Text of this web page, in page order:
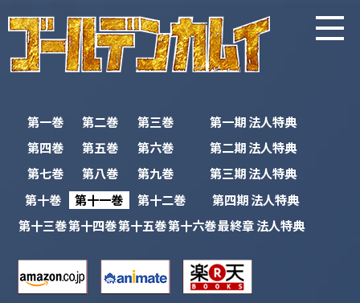
第一巻 第二巻 第三巻 第一期法人特典
第四巻
第五巻 第六巻 第二期法人特典
第七巻
第八巻 第九巻 第三期法人特典
第十巻
第十一巻 第十二巻 第四期法人特典
第十三巻第十四巻第十五巻第十六巻最終章法人特典